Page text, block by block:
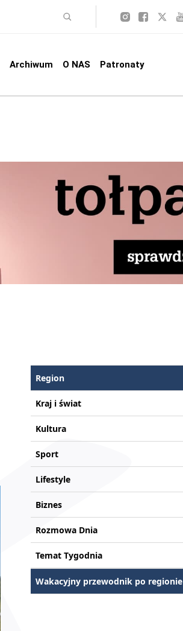
Archiwum O NAS Patronaty
Region
Kraj i świat
Kultura
Sport
Lifestyle
Biznes
Rozmowa Dnia
Temat Tygodnia
Wakacyjny przewodnik po regionie